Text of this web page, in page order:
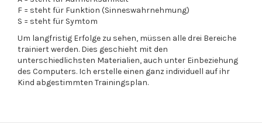
F = steht für Funktion (Sinneswahrnehmung)
S = steht für Symtom
Um langfristig Erfolge zu sehen, müssen alle drei Bereiche
trainiert werden. Dies geschieht mit den
unterschiedlichsten Materialien, auch unter Einbeziehung
des Computers. Ich erstelle einen ganz individuell auf ihr
Kind abgestimmten Trainingsplan.